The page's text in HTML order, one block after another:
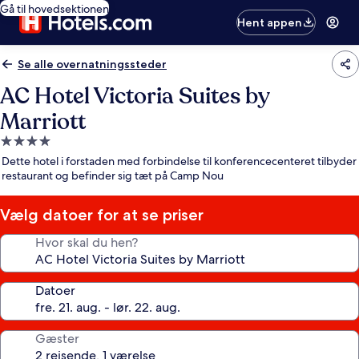
Gå til hovedsektionen
Hent appen
Se alle overnatningssteder
AC Hotel Victoria Suites by
Marriott
4.0-
stjernet
overnatningssted
Dette hotel i forstaden med forbindelse til konferencecenteret tilbyder
restaurant og befinder sig tæt på Camp Nou
Vælg datoer for at se priser
Hvor skal du hen?
Datoer
Gæster